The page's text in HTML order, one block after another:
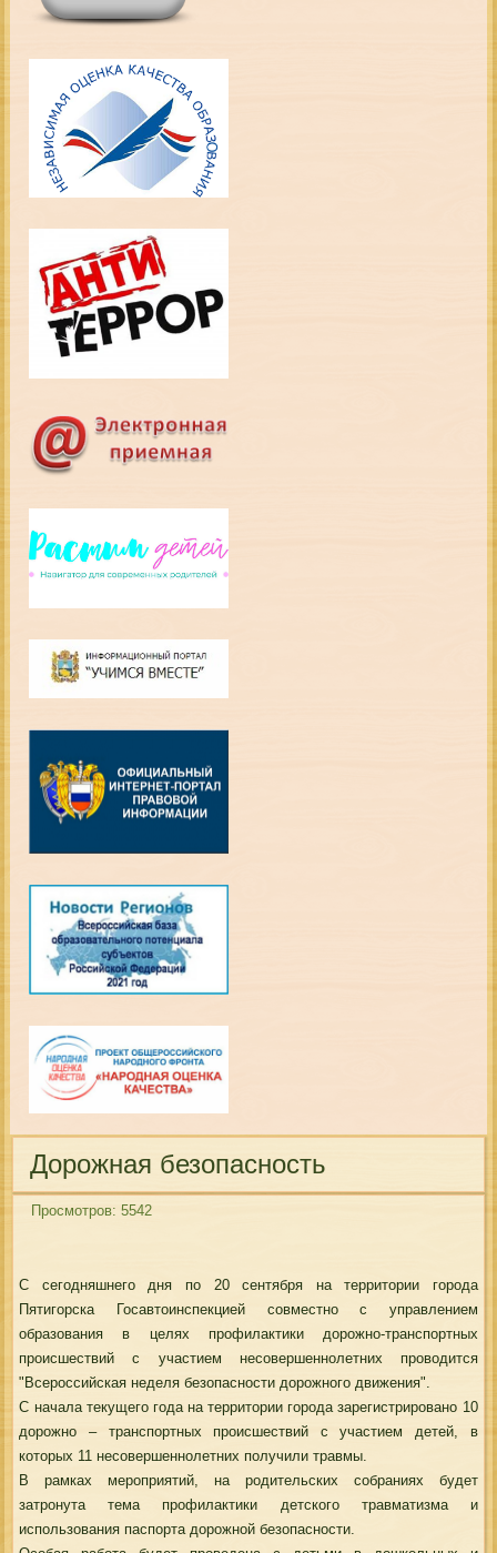
Дорожная безопасность
Просмотров: 5542
С сегодняшнего дня по 20 сентября на территории города
Пятигорска Госавтоинспекцией совместно с управлением
образования в целях профилактики дорожно-транспортных
происшествий с участием несовершеннолетних проводится
"Всероссийская неделя безопасности дорожного движения".
С начала текущего года на территории города зарегистрировано 10
дорожно – транспортных происшествий с участием детей, в
которых 11 несовершеннолетних получили травмы.
В рамках мероприятий, на родительских собраниях будет
затронута тема профилактики детского травматизма и
использования паспорта дорожной безопасности.